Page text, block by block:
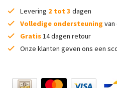
Levering 2 tot 3 dagen
Volledige ondersteuning
Gratis14 dagen retour
Onze klanten geven ons een